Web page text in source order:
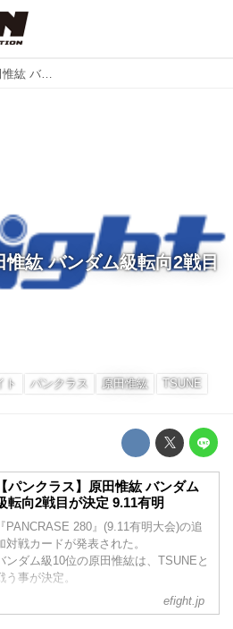
【パンクラス】原田惟紘 バンダム級転向2戦目が決定 9.11有明
惟紘 バンダム級転向2戦目
ト パンクラス 原田惟紘 TSUNE
【パンクラス】原田惟紘 バンダム
転向2戦目が決定 9.11有明
『PANCRASE 280』(9.11有明大会)の追
対戦カードが発表された。
ンダム級10位の原田惟紘は、TSUNEと
う事が決定。
efight.jp